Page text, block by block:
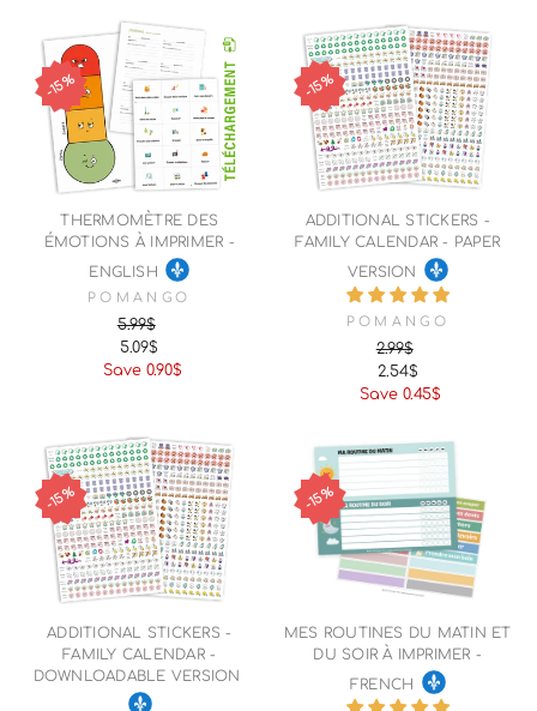
15%
THERMOMÈTRE DES
ÉMOTIONS À IMPRIMER -
ENGLISH
POMANGO
Regular
price
5.99$
Sale
price
5.09$
Save 0.90$
15%
ADDITIONAL STICKERS -
FAMILY CALENDAR - PAPER
VERSION
POMANGO
Regular
price
2.99$
Sale
price
2.54$
Save 0.45$
15%
ADDITIONAL STICKERS -
FAMILY CALENDAR -
DOWNLOADABLE VERSION
15%
MES ROUTINES DU MATIN ET
DU SOIR À IMPRIMER -
FRENCH